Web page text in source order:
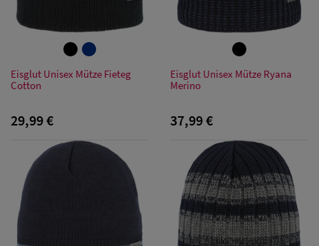
Eisglut Unisex Mütze Fieteg
Cotton
29,99 €
Eisglut Unisex Mütze Ryana
Merino
37,99 €